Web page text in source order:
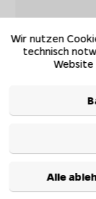
Wir nutzen
technisch
Website
Alle